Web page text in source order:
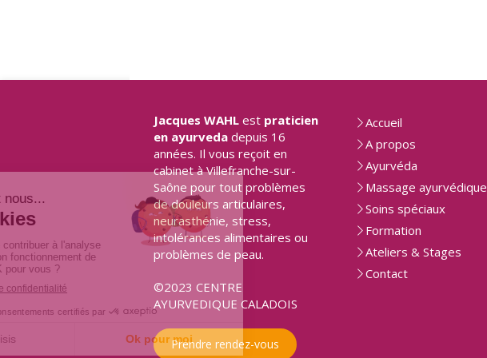
Jacques WAHL est praticien
en ayurveda depuis 16
années. Il vous reçoit en
cabinet à Villefranche-sur-
Saône pour tout problèmes
de douleurs articulaires,
neurasthénie, stress,
intolérances alimentaires ou
problèmes de peau.
©2023 CENTRE
AYURVEDIQUE CALADOIS
Prendre rendez-vous
Accueil
A propos
Ayurvéda
Massage ayurvédique
Soins spéciaux
Formation
Ateliers & Stages
Contact